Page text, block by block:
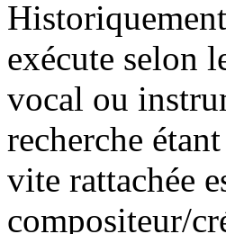
exécute selon
vocal ou
recherche
vite rattachée
compositeur/